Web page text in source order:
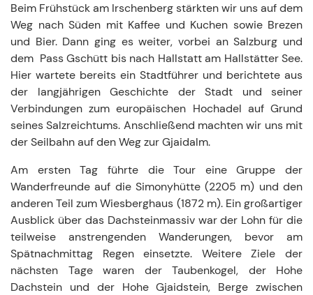
Beim Frühstück am Irschenberg stärkten wir uns auf dem
Weg nach Süden mit Kaffee und Kuchen sowie Brezen
und Bier. Dann ging es weiter, vorbei an Salzburg und
dem Pass Gschütt bis nach Hallstatt am Hallstätter See.
Hier wartete bereits ein Stadtführer und berichtete aus
der langjährigen Geschichte der Stadt und seiner
Verbindungen zum europäischen Hochadel auf Grund
seines Salzreichtums. Anschließend machten wir uns mit
der Seilbahn auf den Weg zur Gjaidalm.
Am ersten Tag führte die Tour eine Gruppe der
Wanderfreunde auf die Simonyhütte (2205 m) und den
anderen Teil zum Wiesberghaus (1872 m). Ein großartiger
Ausblick über das Dachsteinmassiv war der Lohn für die
teilweise anstrengenden Wanderungen, bevor am
Spätnachmittag Regen einsetzte. Weitere Ziele der
nächsten Tage waren der Taubenkogel, der Hohe
Dachstein und der Hohe Gjaidstein, Berge zwischen